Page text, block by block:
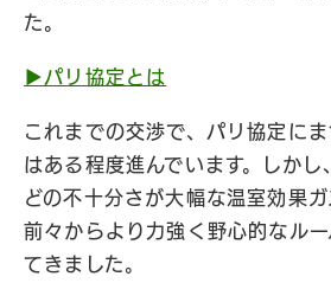
た。
▶︎パリ協定とは
これまでの交渉で、パリ協定に
はある程度進んでいます。しか
どの不十分さが大幅な温室効果ガ
前々からより力強く野心的なル
てきました。